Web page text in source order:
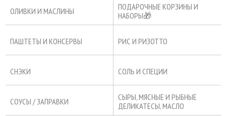
ОЛИВКИ И МАСЛИНЫ
ПОДАРОЧНЫЕ КОРЗИНЫ И
НАБОРЫ🎁
ПАШТЕТЫ И КОНСЕРВЫ РИС И РИЗОТТО
СНЭКИ СОЛЬ И СПЕЦИИ
СОУСЫ / ЗАПРАВКИ
СЫРЫ, МЯСНЫЕ И РЫБНЫЕ
ДЕЛИКАТЕСЫ, МАСЛО